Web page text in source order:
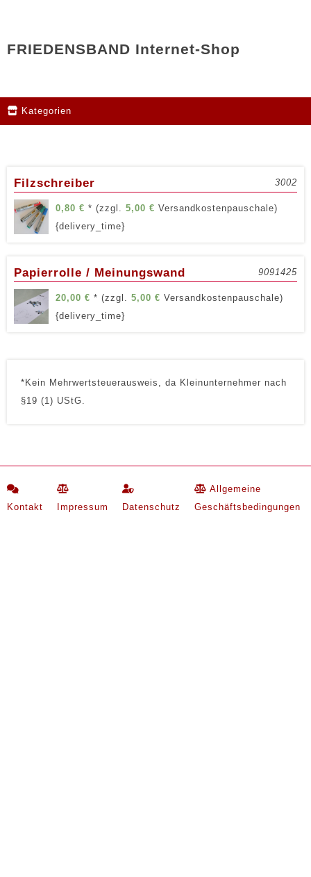
FRIEDENSBAND Internet-Shop
Kategorien
Filzschreiber 3002
0,80 € * (zzgl. 5,00 € Versandkostenpauschale)
{delivery_time}
Papierrolle / Meinungswand 9091425
20,00 € * (zzgl. 5,00 € Versandkostenpauschale)
{delivery_time}
*Kein Mehrwertsteuerausweis, da Kleinunternehmer nach
§19 (1) UStG.
Kontakt Impressum Datenschutz
Allgemeine
Geschäftsbedingungen